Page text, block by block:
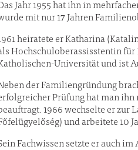
Jahr 1955 hat ihn in
mit nur 17 Jahren
heiratete er Katharina
Hochschuloberassisstentin
Universität und ist
der Familiengründung
Prüfung hat man
1966 wechselte er zur
und arbeitete 10
Fachwissen setzte er auch